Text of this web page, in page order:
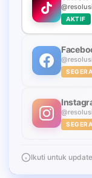
AKTIF
Ikuti untuk